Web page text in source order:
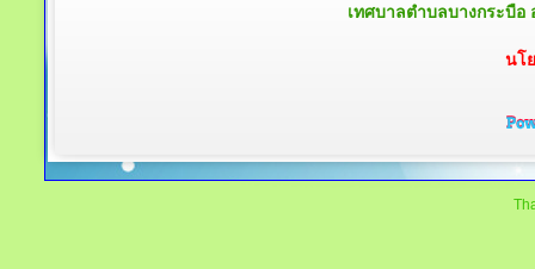
เทศบาลตำบลบางกระบือ
นโ